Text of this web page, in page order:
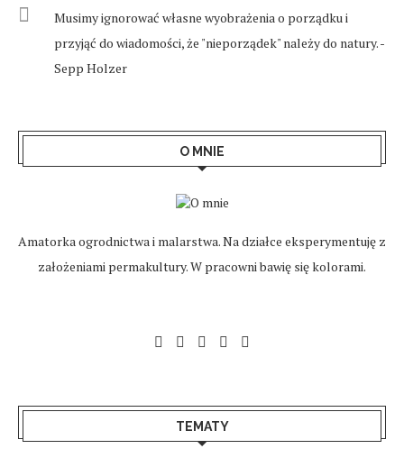
Musimy ignorować własne wyobrażenia o porządku i
przyjąć do wiadomości, że "nieporządek" należy do natury. -
Sepp Holzer
O MNIE
Amatorka ogrodnictwa i malarstwa. Na działce eksperymentuję z
założeniami permakultury. W pracowni bawię się kolorami.
TEMATY